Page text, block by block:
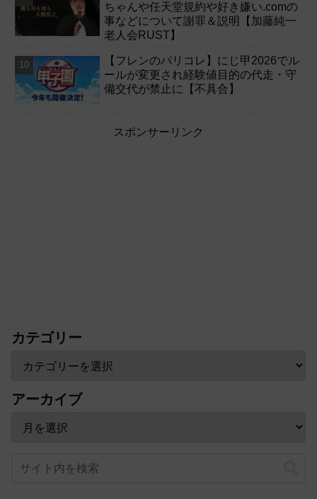
ちゃんや任天堂規約や好き嫌い.comの
事などについて謝罪＆説明【加藤純一
老人会RUST】
【フレンのパリコレ】にじ甲2026でル
ールが変更され経験値目的の代走・守
備交代が禁止に【不具合】
スポンサーリンク
カテゴリー
アーカイブ